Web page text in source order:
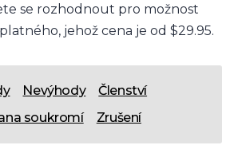
se rozhodnout pro možnost
jehož cena je od $29.95.
Nevýhody
Členství
soukromí
Zrušení